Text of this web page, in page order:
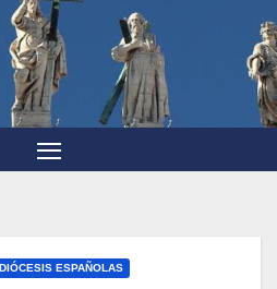
DIÓCESIS ESPAÑOLAS